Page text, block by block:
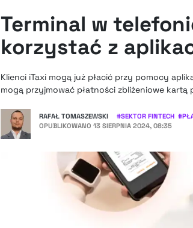
Terminal w
korzystać z
Klienci iTaxi mogą już płacić przy pomocy
mogą przyjmować płatności zbliżeniowe
RAFAŁ TOMASZEWSKI #SEKTOR FINTECH #
OPUBLIKOWANO 13 SIERPNIA 2024, 08:35